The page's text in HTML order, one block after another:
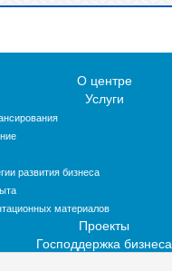
О центре
Услуги
развития бизнеса
материалов
Проекты
Господдержка бизнеса